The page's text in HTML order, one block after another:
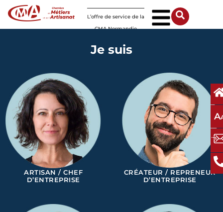
L’offre de service de la
CMA Normandie
A
Je suis
ARTISAN / CHEF
D’ENTREPRISE
CRÉATEUR / REPRENEUR
D’ENTREPRISE
Panneau de gestion des cookies